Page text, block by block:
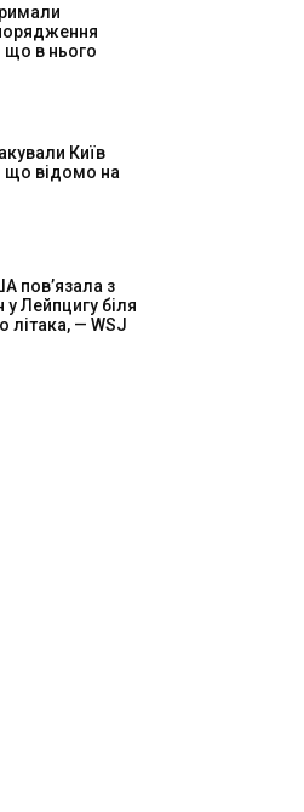
що в нього
Київ
що відомо на
пов’язала з
Лейпцигу біля
літака, — WSJ